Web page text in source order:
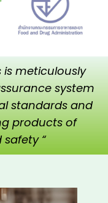
is meticulously
system
standards and
products of
“